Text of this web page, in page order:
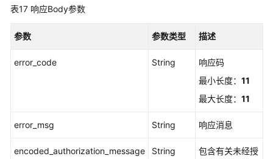
表17 响应Body参数
参数 参数类型 描述
error_code String
响应码
最小长度： 11
最大长度： 11
error_msg String 响应消息
encoded_authorization_message String
包含有关未经授